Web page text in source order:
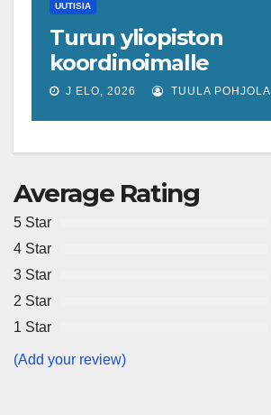
UUTISIA
Turun yliopiston
koordinoimalle
tohtoriverkostolle 4,4
J ELO, 2026 TUULA POHJOLA
Average Rating
5 Star
4 Star
3 Star
2 Star
1 Star
(Add your review)